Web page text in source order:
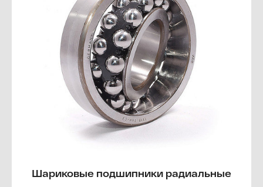
Шариковые подшипники радиальные